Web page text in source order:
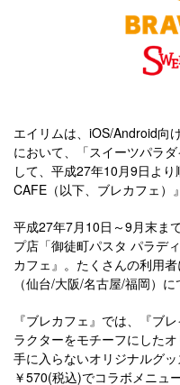
エイリムは、iOS/Android向
において、「スイーツパラ
して、平成27年10月9日よ
CAFE（以下、ブレカフェ）
平成27年7月10日～9月末ま
プ店「御徒町パスタ パラデ
カフェ』。たくさんの利用
（仙台/大阪/名古屋/福岡）
『ブレカフェ』では、『ブ
ラクターをモチーフにした
手に入らないオリジナルグ
￥570(税込)でコラボメニュ